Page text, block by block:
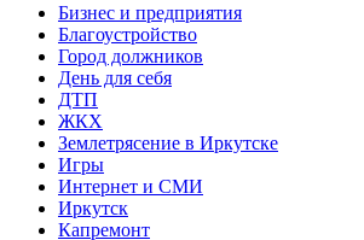
Бизнес и предприятия
Благоустройство
Город должников
День для себя
ДТП
ЖКХ
Землетрясение в Иркутске
Игры
Интернет и СМИ
Иркутск
Капремонт